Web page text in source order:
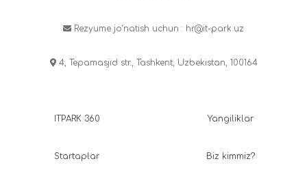
Rezyume jo‘natish uchun : hr@it-park.uz
4, Tepamasjid str., Tashkent, Uzbekistan, 100164
ITPARK 360
Startaplar
Yangiliklar
Biz kimmiz?